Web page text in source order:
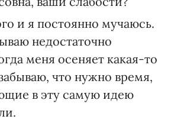
и я постоянно мучаюсь.
недостаточно
меня осеняет какая-то
что нужно время,
в эту самую идею